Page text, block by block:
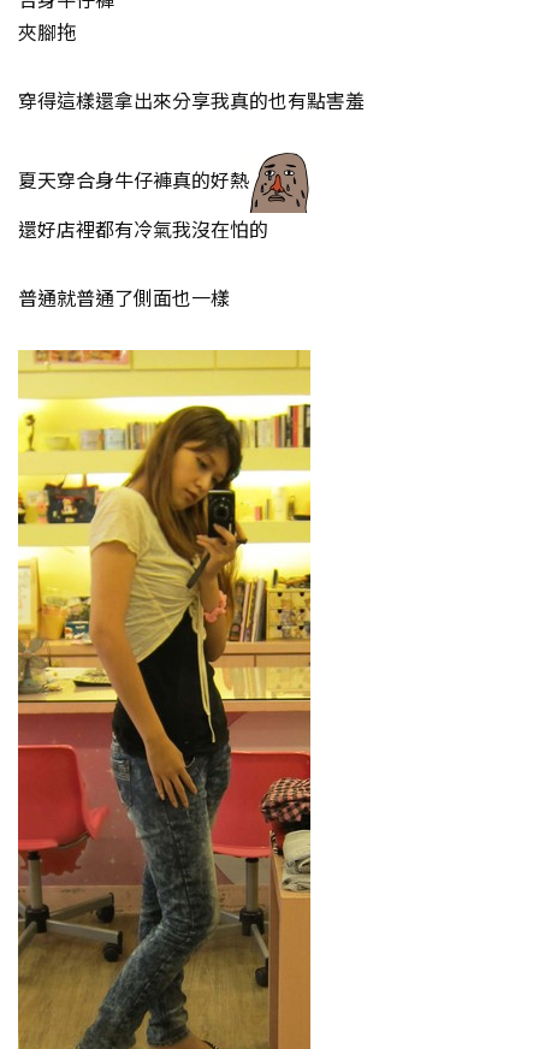
夾腳拖
穿得這樣還拿出來分享我真的也有點害羞
夏天穿合身牛仔褲真的好熱
還好店裡都有冷氣我沒在怕的
普通就普通了側面也一樣